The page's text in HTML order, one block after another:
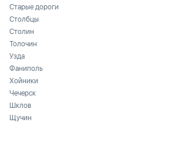
Старые дороги
Столбцы
Столин
Толочин
Узда
Фаниполь
Хойники
Чечерск
Шклов
Щучин